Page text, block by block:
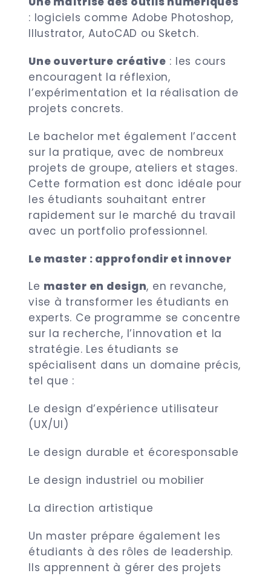
: logiciels comme Adobe Photoshop,
Illustrator, AutoCAD ou Sketch.
Une ouverture créative : les cours
encouragent la réflexion,
l’expérimentation et la réalisation de
projets concrets.
Le bachelor met également l’accent
sur la pratique, avec de nombreux
projets de groupe, ateliers et stages.
Cette formation est donc idéale pour
les étudiants souhaitant entrer
rapidement sur le marché du travail
avec un portfolio professionnel.
Le master : approfondir et innover
Le master en design, en revanche,
vise à transformer les étudiants en
experts. Ce programme se concentre
sur la recherche, l’innovation et la
stratégie. Les étudiants se
spécialisent dans un domaine précis,
tel que :
Le design d’expérience utilisateur
(UX/UI)
Le design durable et écoresponsable
Le design industriel ou mobilier
La direction artistique
Un master prépare également les
étudiants à des rôles de leadership.
Ils apprennent à gérer des projets